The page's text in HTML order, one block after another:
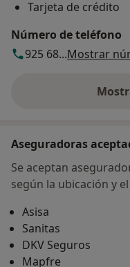
Tarjeta de crédito
Número de teléfono
925 68...Mostrar
Aseguradoras
Se aceptan
según la ubicación y
Asisa
Sanitas
DKV Seguros
Mapfre